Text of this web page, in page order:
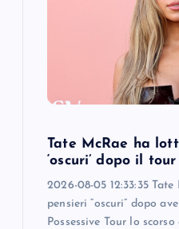
Tate McRae ha
‘oscuri’ dopo il tour
2026-08-05 12:33:35
pensieri “oscuri” dopo
Possessive Tour lo